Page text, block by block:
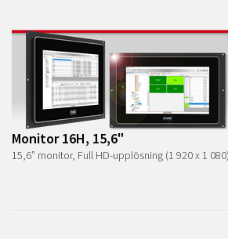
Monitor 16H, 15,6"
15,6” monitor, Full HD-upplösning (1 920 x 1